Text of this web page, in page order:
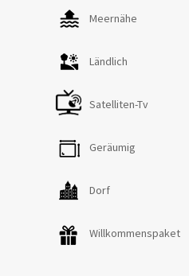
Meernähe
Ländlich
Satelliten-Tv
Geräumig
Dorf
Willkommenspaket